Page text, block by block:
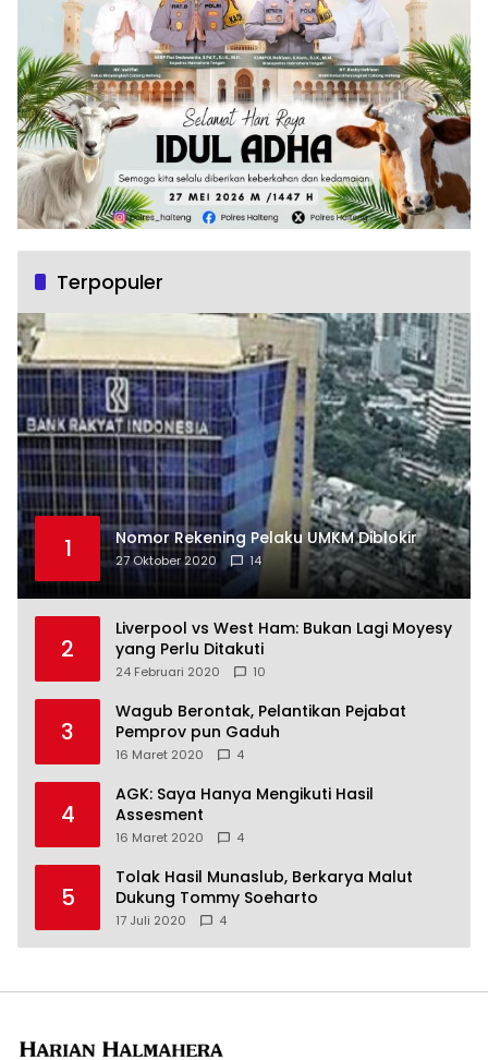
Terpopuler
1 Nomor Rekening Pelaku UMKM Diblokir
27 Oktober 2020 14
2
Liverpool vs West Ham: Bukan Lagi Moyesy
yang Perlu Ditakuti
24 Februari 2020 10
3
Wagub Berontak, Pelantikan Pejabat
Pemprov pun Gaduh
16 Maret 2020 4
4
AGK: Saya Hanya Mengikuti Hasil
Assesment
16 Maret 2020 4
5
Tolak Hasil Munaslub, Berkarya Malut
Dukung Tommy Soeharto
17 Juli 2020 4